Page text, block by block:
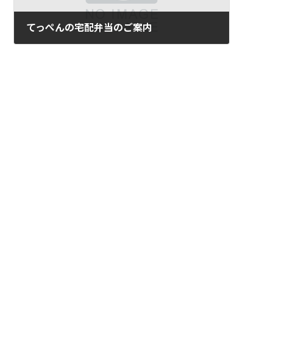
てっぺんの宅配弁当のご案内